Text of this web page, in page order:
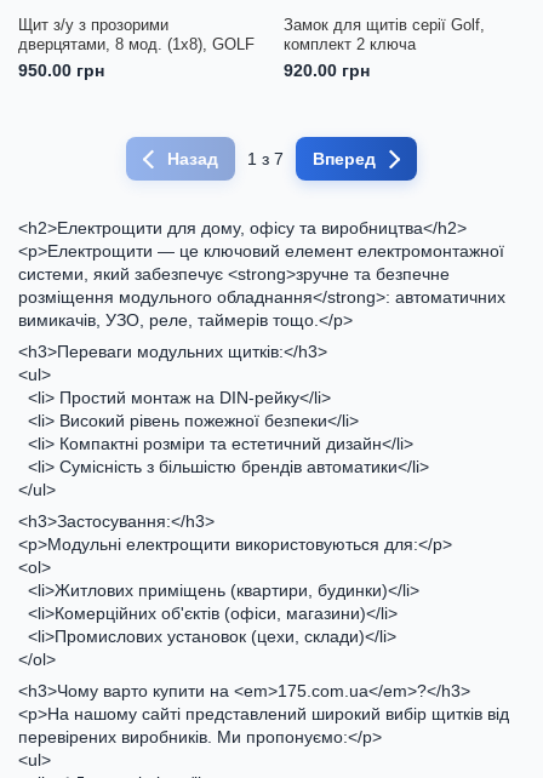
Щит з/у з прозорими
дверцятами, 8 мод. (1х8), GOLF
950.00 грн
Замок для щитів серії Golf,
комплект 2 ключа
920.00 грн
Назад 1 з 7 Вперед
<h2>Електрощити для дому, офісу та виробництва</h2>
<p>Електрощити — це ключовий елемент електромонтажної
системи, який забезпечує <strong>зручне та безпечне
розміщення модульного обладнання</strong>: автоматичних
вимикачів, УЗО, реле, таймерів тощо.</p>
<h3>Переваги модульних щитків:</h3>
<ul>
<li> Простий монтаж на DIN-рейку</li>
<li> Високий рівень пожежної безпеки</li>
<li> Компактні розміри та естетичний дизайн</li>
<li> Сумісність з більшістю брендів автоматики</li>
</ul>
<h3>Застосування:</h3>
<p>Модульні електрощити використовуються для:</p>
<ol>
<li>Житлових приміщень (квартири, будинки)</li>
<li>Комерційних об'єктів (офіси, магазини)</li>
<li>Промислових установок (цехи, склади)</li>
</ol>
<h3>Чому варто купити на <em>175.com.ua</em>?</h3>
<p>На нашому сайті представлений широкий вибір щитків від
перевірених виробників. Ми пропонуємо:</p>
<ul>